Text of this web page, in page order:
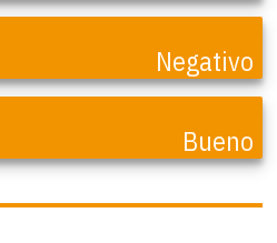
Negativo
Bueno